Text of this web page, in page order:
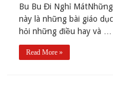
Bu Bu Đi Nghỉ
này là những bài giáo
hỏi những điều hay và …
Read More »